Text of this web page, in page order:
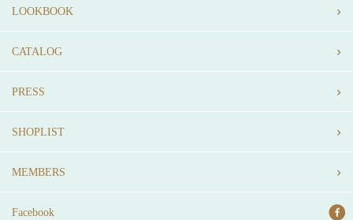
LOOKBOOK
CATALOG
PRESS
SHOPLIST
MEMBERS
Facebook